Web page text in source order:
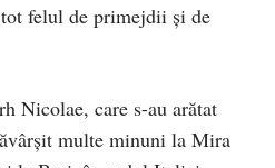
felul de primejdii şi de
Nicolae, care s-au arătat
multe minuni la Mira